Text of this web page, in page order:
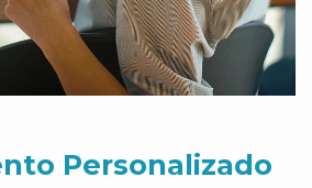
Personalizado